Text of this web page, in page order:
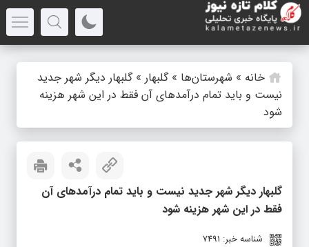
خانه » شهرستان‌ها »گلبهار »گلبهار دیگر شهر جدید
نیست و باید تمام درآمدهای آن فقط در این شهر هزینه
شود
گلبهار دیگر شهر جدید نیست و باید تمام درآمدهای آن
فقط در این شهر هزینه شود
شناسه خبر: 7491